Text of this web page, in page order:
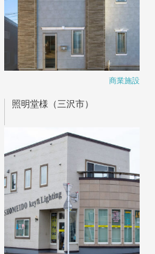
商業施設
照明堂様（三沢市）